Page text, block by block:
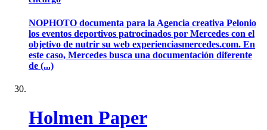
NOPHOTO documenta para la Agencia creativa Pelonio
los eventos deportivos patrocinados por Mercedes con el
objetivo de nutrir su web experienciasmercedes.com. En
este caso, Mercedes busca una documentación diferente
de (...)
Holmen Paper